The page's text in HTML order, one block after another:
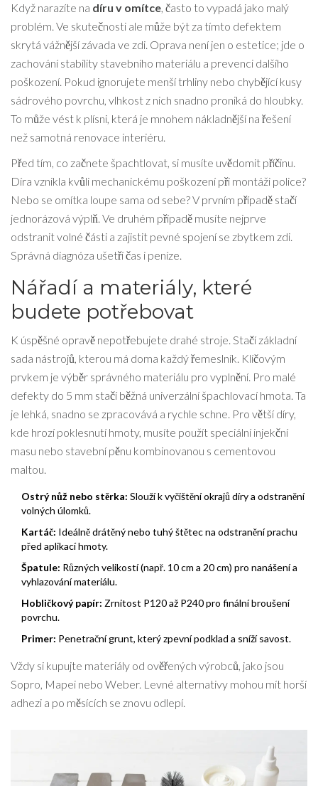
Když narazíte na díru v omítce, často to vypadá jako malý
problém. Ve skutečnosti ale může být za tímto defektem
skrytá vážnější závada ve zdi. Oprava není jen o estetice; jde o
zachování stability stavebního materiálu a prevenci dalšího
poškození. Pokud ignorujete menší trhliny nebo chybějící kusy
sádrového povrchu, vlhkost z nich snadno proniká do hloubky.
To může vést k plísni, která je mnohem nákladnější na řešení
než samotná renovace interiéru.
Před tím, co začnete špachtlovat, si musíte uvědomit příčinu.
Díra vznikla kvůli mechanickému poškození při montáži police?
Nebo se omítka loupe sama od sebe? V prvním případě stačí
jednorázová výplň. Ve druhém případě musíte nejprve
odstranit volné části a zajistit pevné spojení se zbytkem zdi.
Správná diagnóza ušetří čas i peníze.
Nářadí a materiály, které
budete potřebovat
K úspěšné opravě nepotřebujete drahé stroje. Stačí základní
sada nástrojů, kterou má doma každý řemeslník. Klíčovým
prvkem je výběr správného materiálu pro vyplnění. Pro malé
defekty do 5 mm stačí běžná univerzální špachlovací hmota. Ta
je lehká, snadno se zpracovává a rychle schne. Pro větší díry,
kde hrozí poklesnutí hmoty, musíte použít speciální injekční
masu nebo stavební pěnu kombinovanou s cementovou
maltou.
Ostrý nůž nebo stěrka: Slouží k vyčištění okrajů díry a odstranění
volných úlomků.
Kartáč: Ideálně drátěný nebo tuhý štětec na odstranění prachu
před aplikací hmoty.
Špatule: Různých velikostí (např. 10 cm a 20 cm) pro nanášení a
vyhlazování materiálu.
Hobličkový papír: Zrnitost P120 až P240 pro finální broušení
povrchu.
Primer: Penetrační grunt, který zpevní podklad a sníží savost.
Vždy si kupujte materiály od ověřených výrobců, jako jsou
Sopro, Mapei nebo Weber. Levné alternativy mohou mít horší
adhezi a po měsících se znovu odlepí.